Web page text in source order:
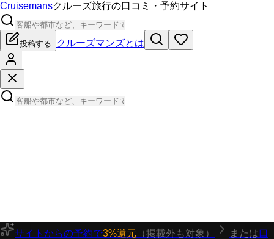
Cruisemansクルーズ旅行の口コミ・予約サイト
投稿する クルーズマンズとは
サイトからの予約で3%還元 （掲載外も対象） または口